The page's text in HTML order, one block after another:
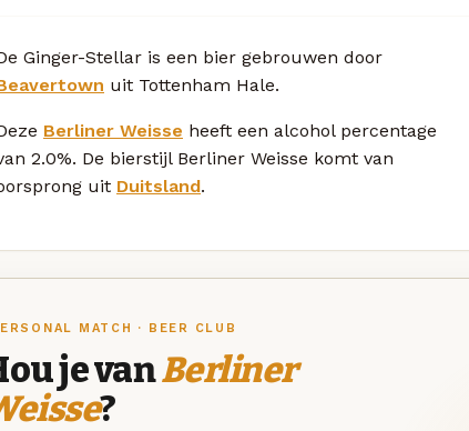
Ginger-Stellar is een bier gebrouwen door
uit Tottenham Hale.
Berliner Weisse heeft een alcohol percentage
2.0%. De bierstijl Berliner Weisse komt van
uit Duitsland.
MATCH · BEER CLUB
je vanBerliner
?